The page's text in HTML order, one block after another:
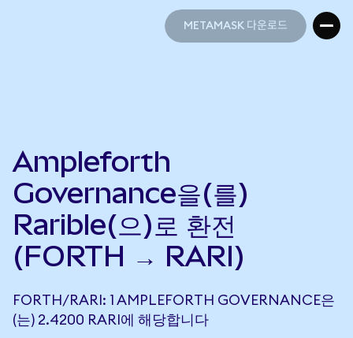
METAMASK 다운로드
Ampleforth
Governance을(를)
Rarible(으)로 환전
(FORTH → RARI)
FORTH/RARI: 1 AMPLEFORTH GOVERNANCE은
(는) 2.4200 RARI에 해당합니다